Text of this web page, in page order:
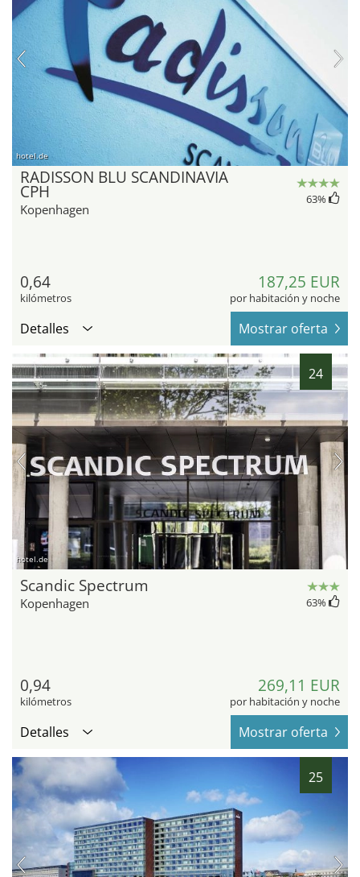
hotel.de
RADISSON BLU SCANDINAVIA
CPH
Kopenhagen
63%
0,64
kilómetros
187,25 EUR
por habitación y noche
Detalles Mostrar oferta
24
hotel.de
Scandic Spectrum
Kopenhagen 63%
0,94
kilómetros
269,11 EUR
por habitación y noche
Detalles Mostrar oferta
25